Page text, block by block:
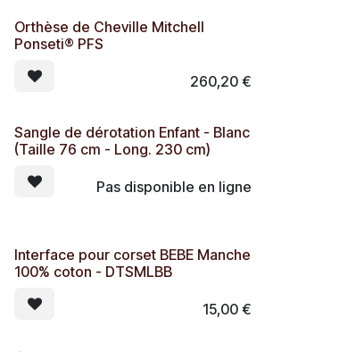
Orthèse de Cheville Mitchell
Ponseti® PFS
260,20€
Sangle de dérotation Enfant - Blanc
(Taille 76 cm - Long. 230 cm)
Pas disponible en ligne
Interface pour corset BEBE Manche
100% coton - DTSMLBB
15,00€